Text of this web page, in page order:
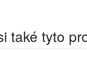
také tyto